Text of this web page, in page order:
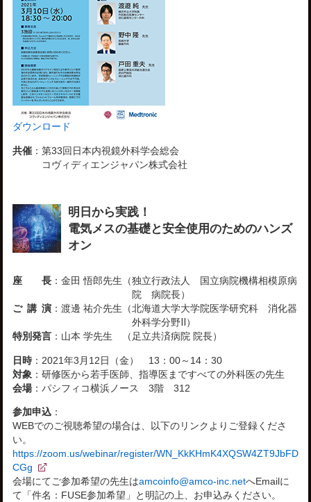
ダウンロード
共催： 第33回日本内視鏡外科学会総会
コヴィディエンジャパン株式会社
明日から実践！
電気メスの基礎と安全使用のためのハンズ
オン
座 長： 金田 悟郎先生 （独立行政法人 国立病院機構相模原病
院 病院長）
ご 講 演： 渡邊 祐介先生 （北海道大学大学院医学研究科 消化器
外科学分野Ⅱ）
特別発言： 山本 学先生 （足立共済病院 院長）
日時： 2021年3月12日（金） 13：00～14：30
対象 ： 研修医から若手医師、指導医まですべての外科医の先生
会場： パシフィコ横浜ノース 3階 312
参加申込：
WEBでのご視聴希望の場合は、以下のリンクよりご登録くださ
い。
https://zoom.us/webinar/register/WN_KkKHmK4XQSW4ZT9JbFD
CGg
会場にてご参加希望の先生はamcoinfo@amco-inc.netへEmailに
て「件名：FUSE参加希望」と明記の上、お申込みください。